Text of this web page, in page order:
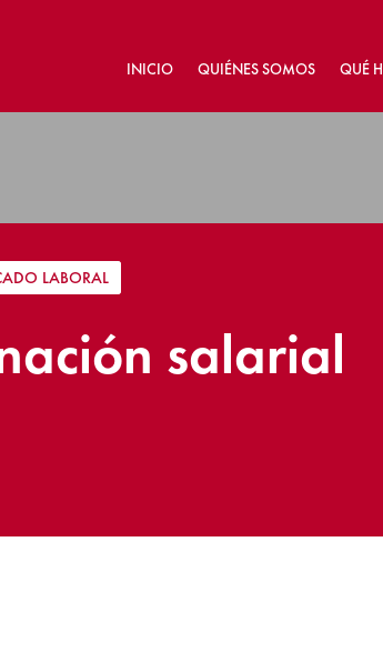
INICIO QUIÉNES SOMOS QUÉ
LABORAL
salarial